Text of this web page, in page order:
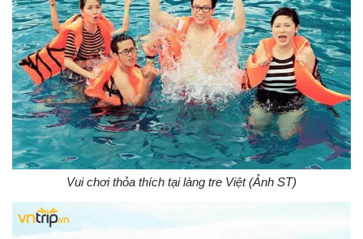
Vui chơi thỏa thích tại làng tre Việt (Ảnh ST)